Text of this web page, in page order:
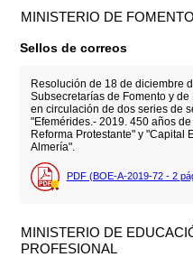
MINISTERIO DE FOMENTO
Sellos de correos
Resolución de 18 de diciembre
Subsecretarías de Fomento y
en circulación de dos series de
"Efemérides.- 2019. 450 años
Reforma Protestante" y "Capital
Almería".
PDF (BOE-A-2019-72 - 2
MINISTERIO DE
PROFESIONAL